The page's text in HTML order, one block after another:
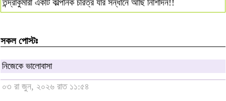
তন্দ্রাকুমারী একটি কাল্পনিক চরিত্র যার সন্ধানে আছি নিশিদিন!!
সকল পোস্টঃ
নিজেকে ভালোবাসা
০৩ রা জুন, ২০২৬ রাত ১১:৫৪